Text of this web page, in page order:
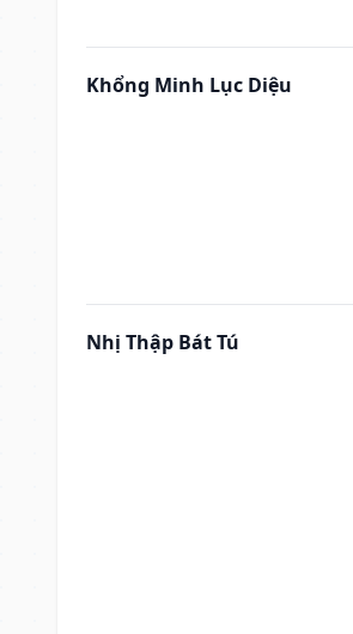
Khổng Minh Lục Diệu
Nhị Thập Bát Tú